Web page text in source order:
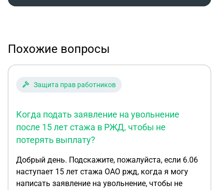
документально зафиксировать что клопы в пианино и
инструмент (спасти его почти невозможно), бороться с
клопами, обрабатывать всю квартиру паром или
испытывать бесконечную тревогу "а не ползёт ли по мне
я хочу чтобы продавец возместил мне ущерб?
Похожие вопросы
Защита прав работников
Когда подать заявление на увольнение
после 15 лет стажа в РЖД, чтобы не
потерять выплату?
Добрый день. Подскажите, пожалуйста, если 6.06
наступает 15 лет стажа ОАО ржд, когда я могу
написать заявление на увольнение, чтобы не